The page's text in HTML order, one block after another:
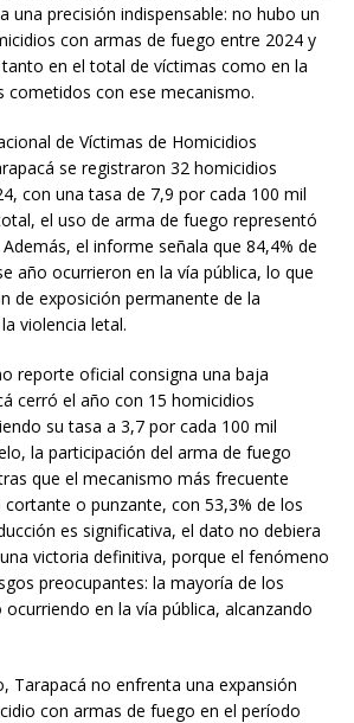
una precisión indispensable: no hubo un
con armas de fuego entre 2024 y
en el total de víctimas como en la
cometidos con ese mecanismo.
de Víctimas de Homicidios
se registraron 32 homicidios
con una tasa de 7,9 por cada 100 mil
el uso de arma de fuego representó
el informe señala que 84,4% de
año ocurrieron en la vía pública, lo que
de exposición permanente de la
violencia letal.
reporte oficial consigna una baja
cerró el año con 15 homicidios
su tasa a 3,7 por cada 100 mil
la participación del arma de fuego
que el mecanismo más frecuente
o punzante, con 53,3% de los
es significativa, el dato no debiera
victoria definitiva, porque el fenómeno
preocupantes: la mayoría de los
en la vía pública, alcanzando
Tarapacá no enfrenta una expansión
con armas de fuego en el período